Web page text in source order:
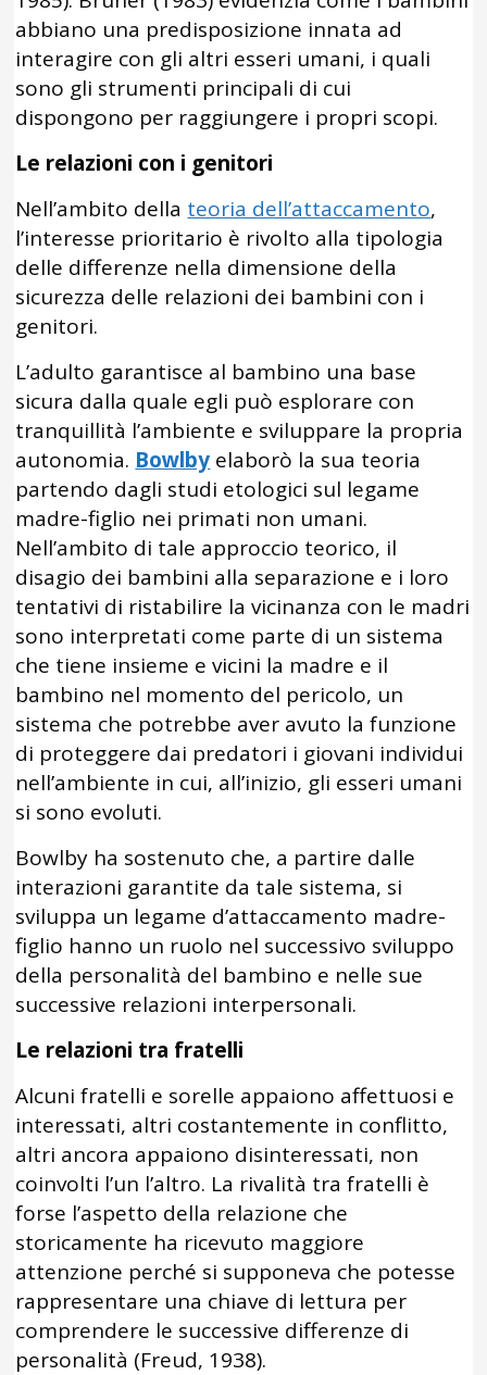
abbiano una predisposizione innata ad
interagire con gli altri esseri umani, i quali
sono gli strumenti principali di cui
dispongono per raggiungere i propri scopi.
Le relazioni con i genitori
Nell’ambito della teoria dell’attaccamento,
l’interesse prioritario è rivolto alla tipologia
delle differenze nella dimensione della
sicurezza delle relazioni dei bambini con i
genitori.
L’adulto garantisce al bambino una base
sicura dalla quale egli può esplorare con
tranquillità l’ambiente e sviluppare la propria
autonomia. Bowlby elaborò la sua teoria
partendo dagli studi etologici sul legame
madre-figlio nei primati non umani.
Nell’ambito di tale approccio teorico, il
disagio dei bambini alla separazione e i loro
tentativi di ristabilire la vicinanza con le madri
sono interpretati come parte di un sistema
che tiene insieme e vicini la madre e il
bambino nel momento del pericolo, un
sistema che potrebbe aver avuto la funzione
di proteggere dai predatori i giovani individui
nell’ambiente in cui, all’inizio, gli esseri umani
si sono evoluti.
Bowlby ha sostenuto che, a partire dalle
interazioni garantite da tale sistema, si
sviluppa un legame d’attaccamento madre-
figlio hanno un ruolo nel successivo sviluppo
della personalità del bambino e nelle sue
successive relazioni interpersonali.
Le relazioni tra fratelli
Alcuni fratelli e sorelle appaiono affettuosi e
interessati, altri costantemente in conflitto,
altri ancora appaiono disinteressati, non
coinvolti l’un l’altro. La rivalità tra fratelli è
forse l’aspetto della relazione che
storicamente ha ricevuto maggiore
attenzione perché si supponeva che potesse
rappresentare una chiave di lettura per
comprendere le successive differenze di
personalità (Freud, 1938).